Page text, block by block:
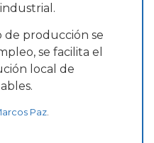
de producción se
se facilita el
local de
Paz